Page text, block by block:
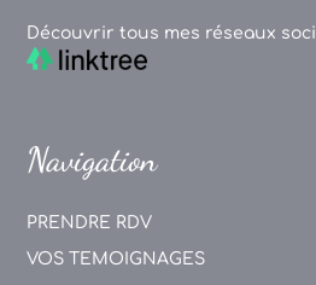
Découvrir tous mes réseaux
Navigation
PRENDRE RDV
VOS TEMOIGNAGES